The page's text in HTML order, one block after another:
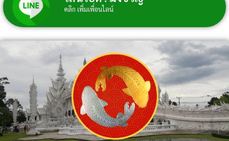
คลิก เพิ่มเพื่อนไลน์